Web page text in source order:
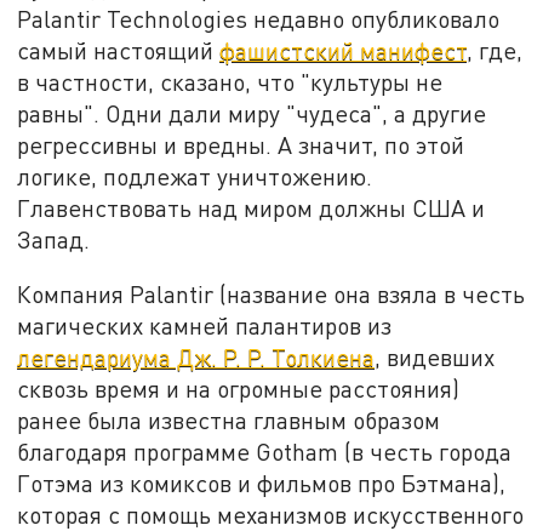
Palantir Technologies недавно опубликовало
самый настоящийфашистский манифест, где,
в частности, сказано, что "культуры не
равны". Одни дали миру "чудеса", а другие
регрессивны и вредны. А значит, по этой
логике, подлежат уничтожению.
Главенствовать над миром должны США и
Запад.
Компания Palantir (название она взяла в честь
магических камней палантиров из
легендариума Дж. Р. Р. Толкиена, видевших
сквозь время и на огромные расстояния)
ранее была известна главным образом
благодаря программе Gotham (в честь города
Готэма из комиксов и фильмов про Бэтмана),
которая с помощь механизмов искусственного